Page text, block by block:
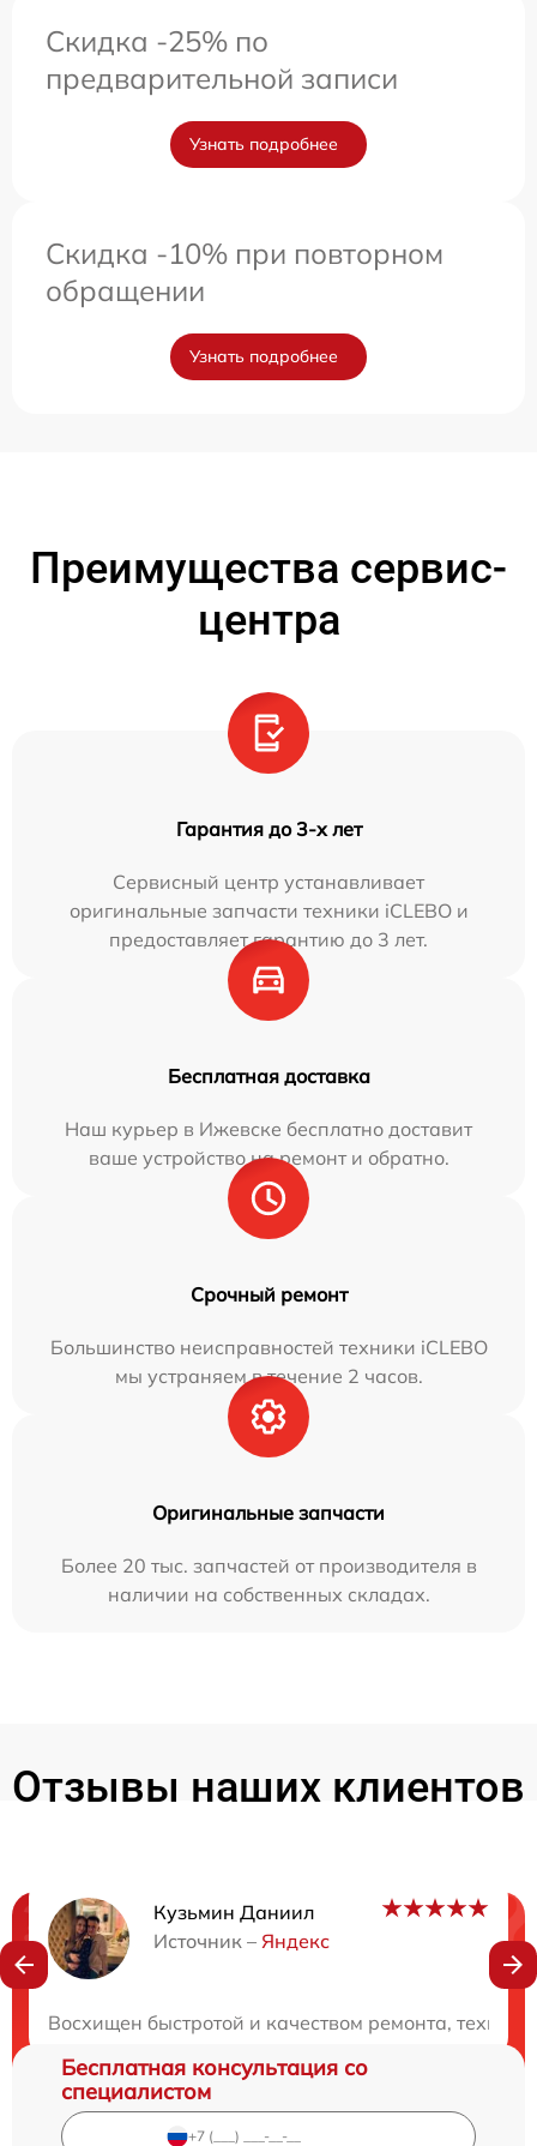
Скидка -25% по
предварительной записи
Узнать подробнее
Скидка -10% при повторном
обращении
Узнать подробнее
Преимущества сервис-
центра
Гарантия до 3-х лет
Сервисный центр устанавливает
оригинальные запчасти техники iCLEBO и
предоставляет гарантию до 3 лет.
Бесплатная доставка
Наш курьер в Ижевске бесплатно доставит
ваше устройство на ремонт и обратно.
Срочный ремонт
Большинство неисправностей техники iCLEBO
мы устраняем в течение 2 часов.
Оригинальные запчасти
Более 20 тыс. запчастей от производителя в
наличии на собственных складах.
Отзывы наших клиентов
Кузьмин Даниил
Источник – Яндекс
Восхищен быстротой и качеством ремонта,
Нужна консультация?
Бесплатная консультация со
специалистом